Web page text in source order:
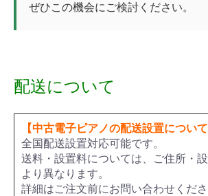
ぜひこの機会にご検討ください。
配送について
【中古電子ピアノの配送設置について
全国配送設置対応可能です。
送料・設置料については、ご住所・
より異なります。
詳細はご注文前にお問い合わせくださ